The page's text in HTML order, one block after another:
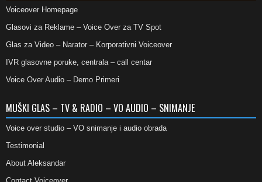
Voiceover Homepage
Glasovi za Reklame – Voice Over za TV Spot
Glas za Video – Narator – Korporativni Voiceover
IVR glasovne poruke, centrala – call centar
Voice Over Audio – Demo Primeri
MUŠKI GLAS – TV & RADIO – VO AUDIO – SNIMANJE
Voice over studio – VO snimanje i audio obrada
Testimonial
About Aleksandar
Contact Voiceover